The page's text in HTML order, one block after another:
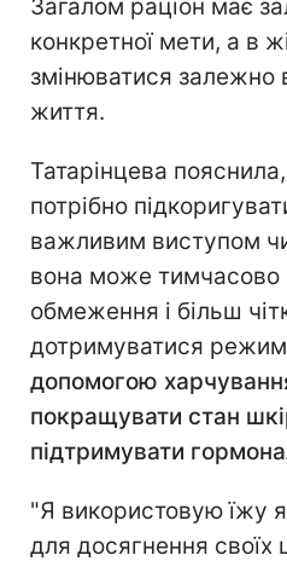
Загалом раціон має
конкретної мети, а в
змінюватися залежно
життя.
Татарінцева
потрібно
важливим виступом
вона може тимчасово
обмеження і більш
дотримуватися
допомогою
покращувати стан
підтримувати
"Я використовую їжу
для досягнення своїх